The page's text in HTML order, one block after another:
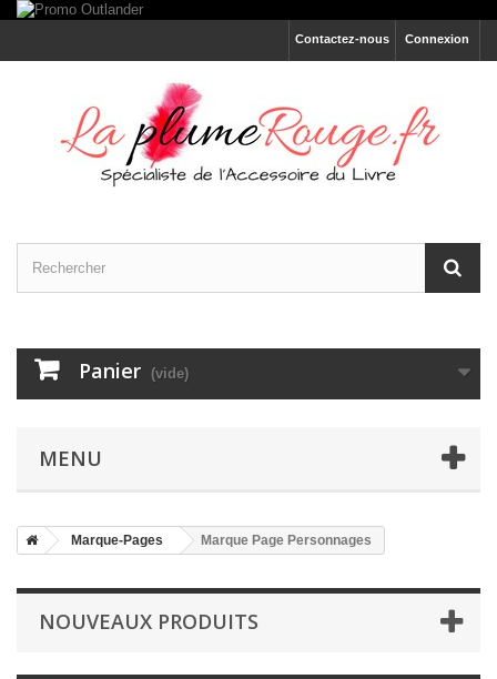
Connexion
Contactez-nous
Panier (vide)
MENU
Marque-Pages Marque Page Personnages
NOUVEAUX PRODUITS